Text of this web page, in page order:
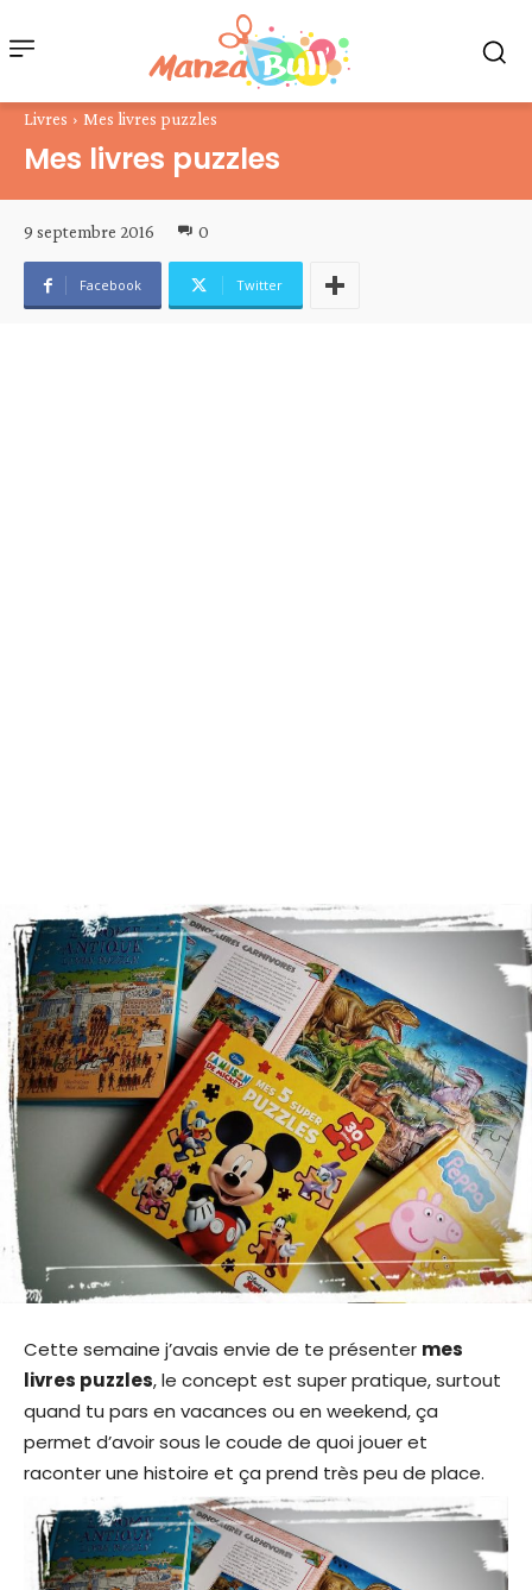
Livres Mes livres puzzles
Mes livres puzzles
9 septembre 2016 0
Facebook Twitter
Cette semaine j’avais envie de te présenter mes
livres puzzles, le concept est super pratique, surtout
quand tu pars en vacances ou en weekend, ça
permet d’avoir sous le coude de quoi jouer et
raconter une histoire et ça prend très peu de place.